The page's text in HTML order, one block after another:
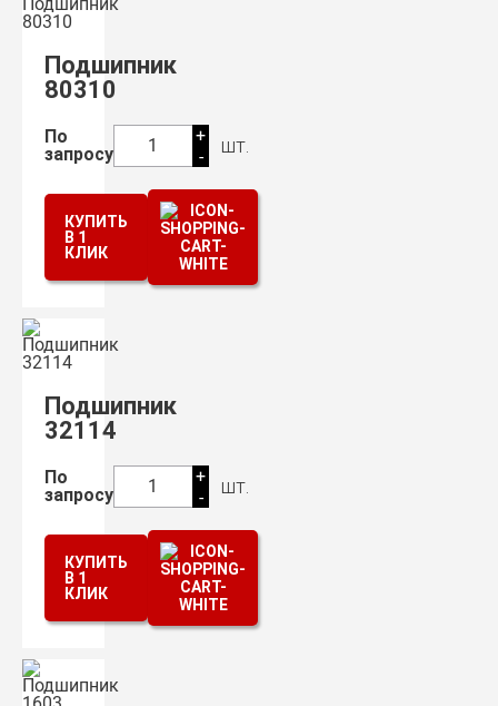
Подшипник
80310
По
запросу
1
+
-
шт.
КУПИТЬ
В 1
КЛИК
Подшипник
32114
По
запросу
1
+
-
шт.
КУПИТЬ
В 1
КЛИК